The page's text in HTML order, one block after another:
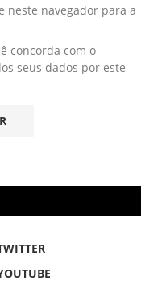
neste navegador para a
concorda com o
seus dados por este